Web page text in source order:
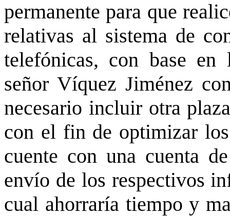
permanente para que
relativas al sistema de
telefónicas, con base en
señor Víquez Jiménez
necesario incluir otra
con el fin de optimizar
cuente con una cuenta
envío de los respectivos
cual ahorraría tiempo y